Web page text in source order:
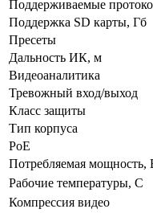
Поддерживаемые
Поддержка SD карты, Гб
Пресеты
Дальность ИК, м
Видеоаналитика
Тревожный вход/выход
Класс защиты
Тип корпуса
PoE
Потребляемая мощность,
Рабочие температуры, С
Компрессия видео